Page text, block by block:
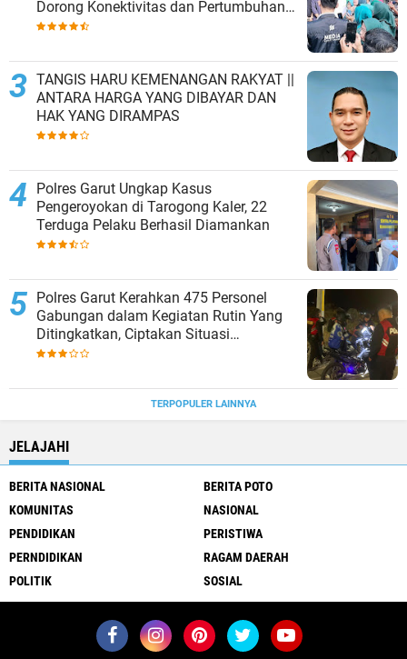
Dorong Konektivitas dan Pertumbuhan
Ekonomi Cianjur Selatan
TANGIS HARU KEMENANGAN RAKYAT ||
ANTARA HARGA YANG DIBAYAR DAN
HAK YANG DIRAMPAS
Polres Garut Ungkap Kasus
Pengeroyokan di Tarogong Kaler, 22
Terduga Pelaku Berhasil Diamankan
Polres Garut Kerahkan 475 Personel
Gabungan dalam Kegiatan Rutin Yang
Ditingkatkan, Ciptakan Situasi
Kamtibmas Tetap Aman dan Kondusif
TERPOPULER LAINNYA
JELAJAHI
BERITA NASIONAL
BERITA POTO
KOMUNITAS
NASIONAL
PENDIDIKAN
PERISTIWA
PERNDIDIKAN
RAGAM DAERAH
POLITIK
SOSIAL